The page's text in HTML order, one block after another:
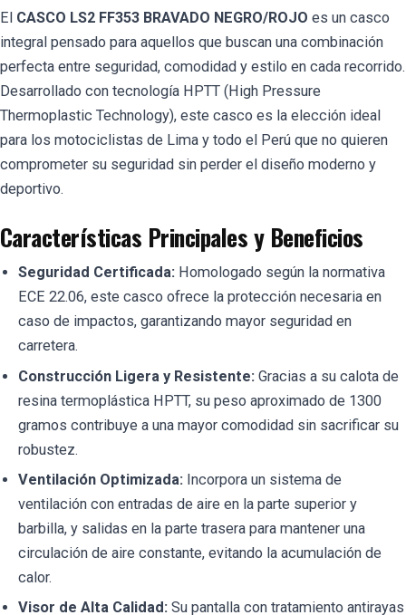
El CASCO LS2 FF353 BRAVADO NEGRO/ROJO es un casco
integral pensado para aquellos que buscan una combinación
perfecta entre seguridad, comodidad y estilo en cada recorrido.
Desarrollado con tecnología HPTT (High Pressure
Thermoplastic Technology), este casco es la elección ideal
para los motociclistas de Lima y todo el Perú que no quieren
comprometer su seguridad sin perder el diseño moderno y
deportivo.
Características Principales y Beneficios
Seguridad Certificada: Homologado según la normativa
ECE 22.06, este casco ofrece la protección necesaria en
caso de impactos, garantizando mayor seguridad en
carretera.
Construcción Ligera y Resistente: Gracias a su calota de
resina termoplástica HPTT, su peso aproximado de 1300
gramos contribuye a una mayor comodidad sin sacrificar su
robustez.
Ventilación Optimizada: Incorpora un sistema de
ventilación con entradas de aire en la parte superior y
barbilla, y salidas en la parte trasera para mantener una
circulación de aire constante, evitando la acumulación de
calor.
Visor de Alta Calidad: Su pantalla con tratamiento antirayas